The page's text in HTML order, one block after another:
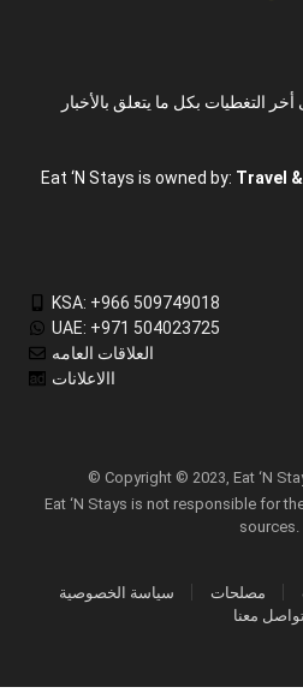
التغطيات بكل ما يتعلق بالأخبار
Eat ‘N Stays is owned by: Travel
KSA: +966 509749018
UAE: +971 504023725
العلاقات العامه
االاعلانات
© Copyright © 2023, Eat ‘N
Eat ‘N Stays is not responsible for
sources.
سياسة الخصوصية مصلحات
معنا